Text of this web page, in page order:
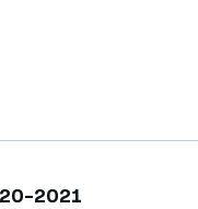
2021